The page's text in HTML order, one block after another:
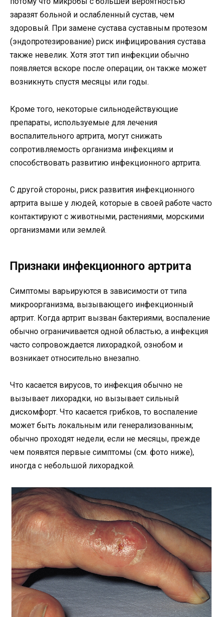
заразят больной и ослабленный сустав, чем
здоровый. При замене сустава суставным протезом
(эндопротезирование) риск инфицирования сустава
также невелик. Хотя этот тип инфекции обычно
появляется вскоре после операции, он также может
возникнуть спустя месяцы или годы.
Кроме того, некоторые сильнодействующие
препараты, используемые для лечения
воспалительного артрита, могут снижать
сопротивляемость организма инфекциям и
способствовать развитию инфекционного артрита.
С другой стороны, риск развития инфекционного
артрита выше у людей, которые в своей работе часто
контактируют с животными, растениями, морскими
организмами или землей.
Признаки инфекционного артрита
Симптомы варьируются в зависимости от типа
микроорганизма, вызывающего инфекционный
артрит. Когда артрит вызван бактериями, воспаление
обычно ограничивается одной областью, а инфекция
часто сопровождается лихорадкой, ознобом и
возникает относительно внезапно.
Что касается вирусов, то инфекция обычно не
вызывает лихорадки, но вызывает сильный
дискомфорт. Что касается грибков, то воспаление
может быть локальным или генерализованным;
обычно проходят недели, если не месяцы, прежде
чем появятся первые симптомы (см. фото ниже),
иногда с небольшой лихорадкой.